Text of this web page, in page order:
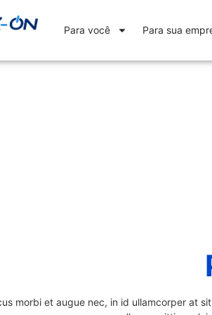
Para você Para sua
morbi et augue nec, in id ullamcorper at